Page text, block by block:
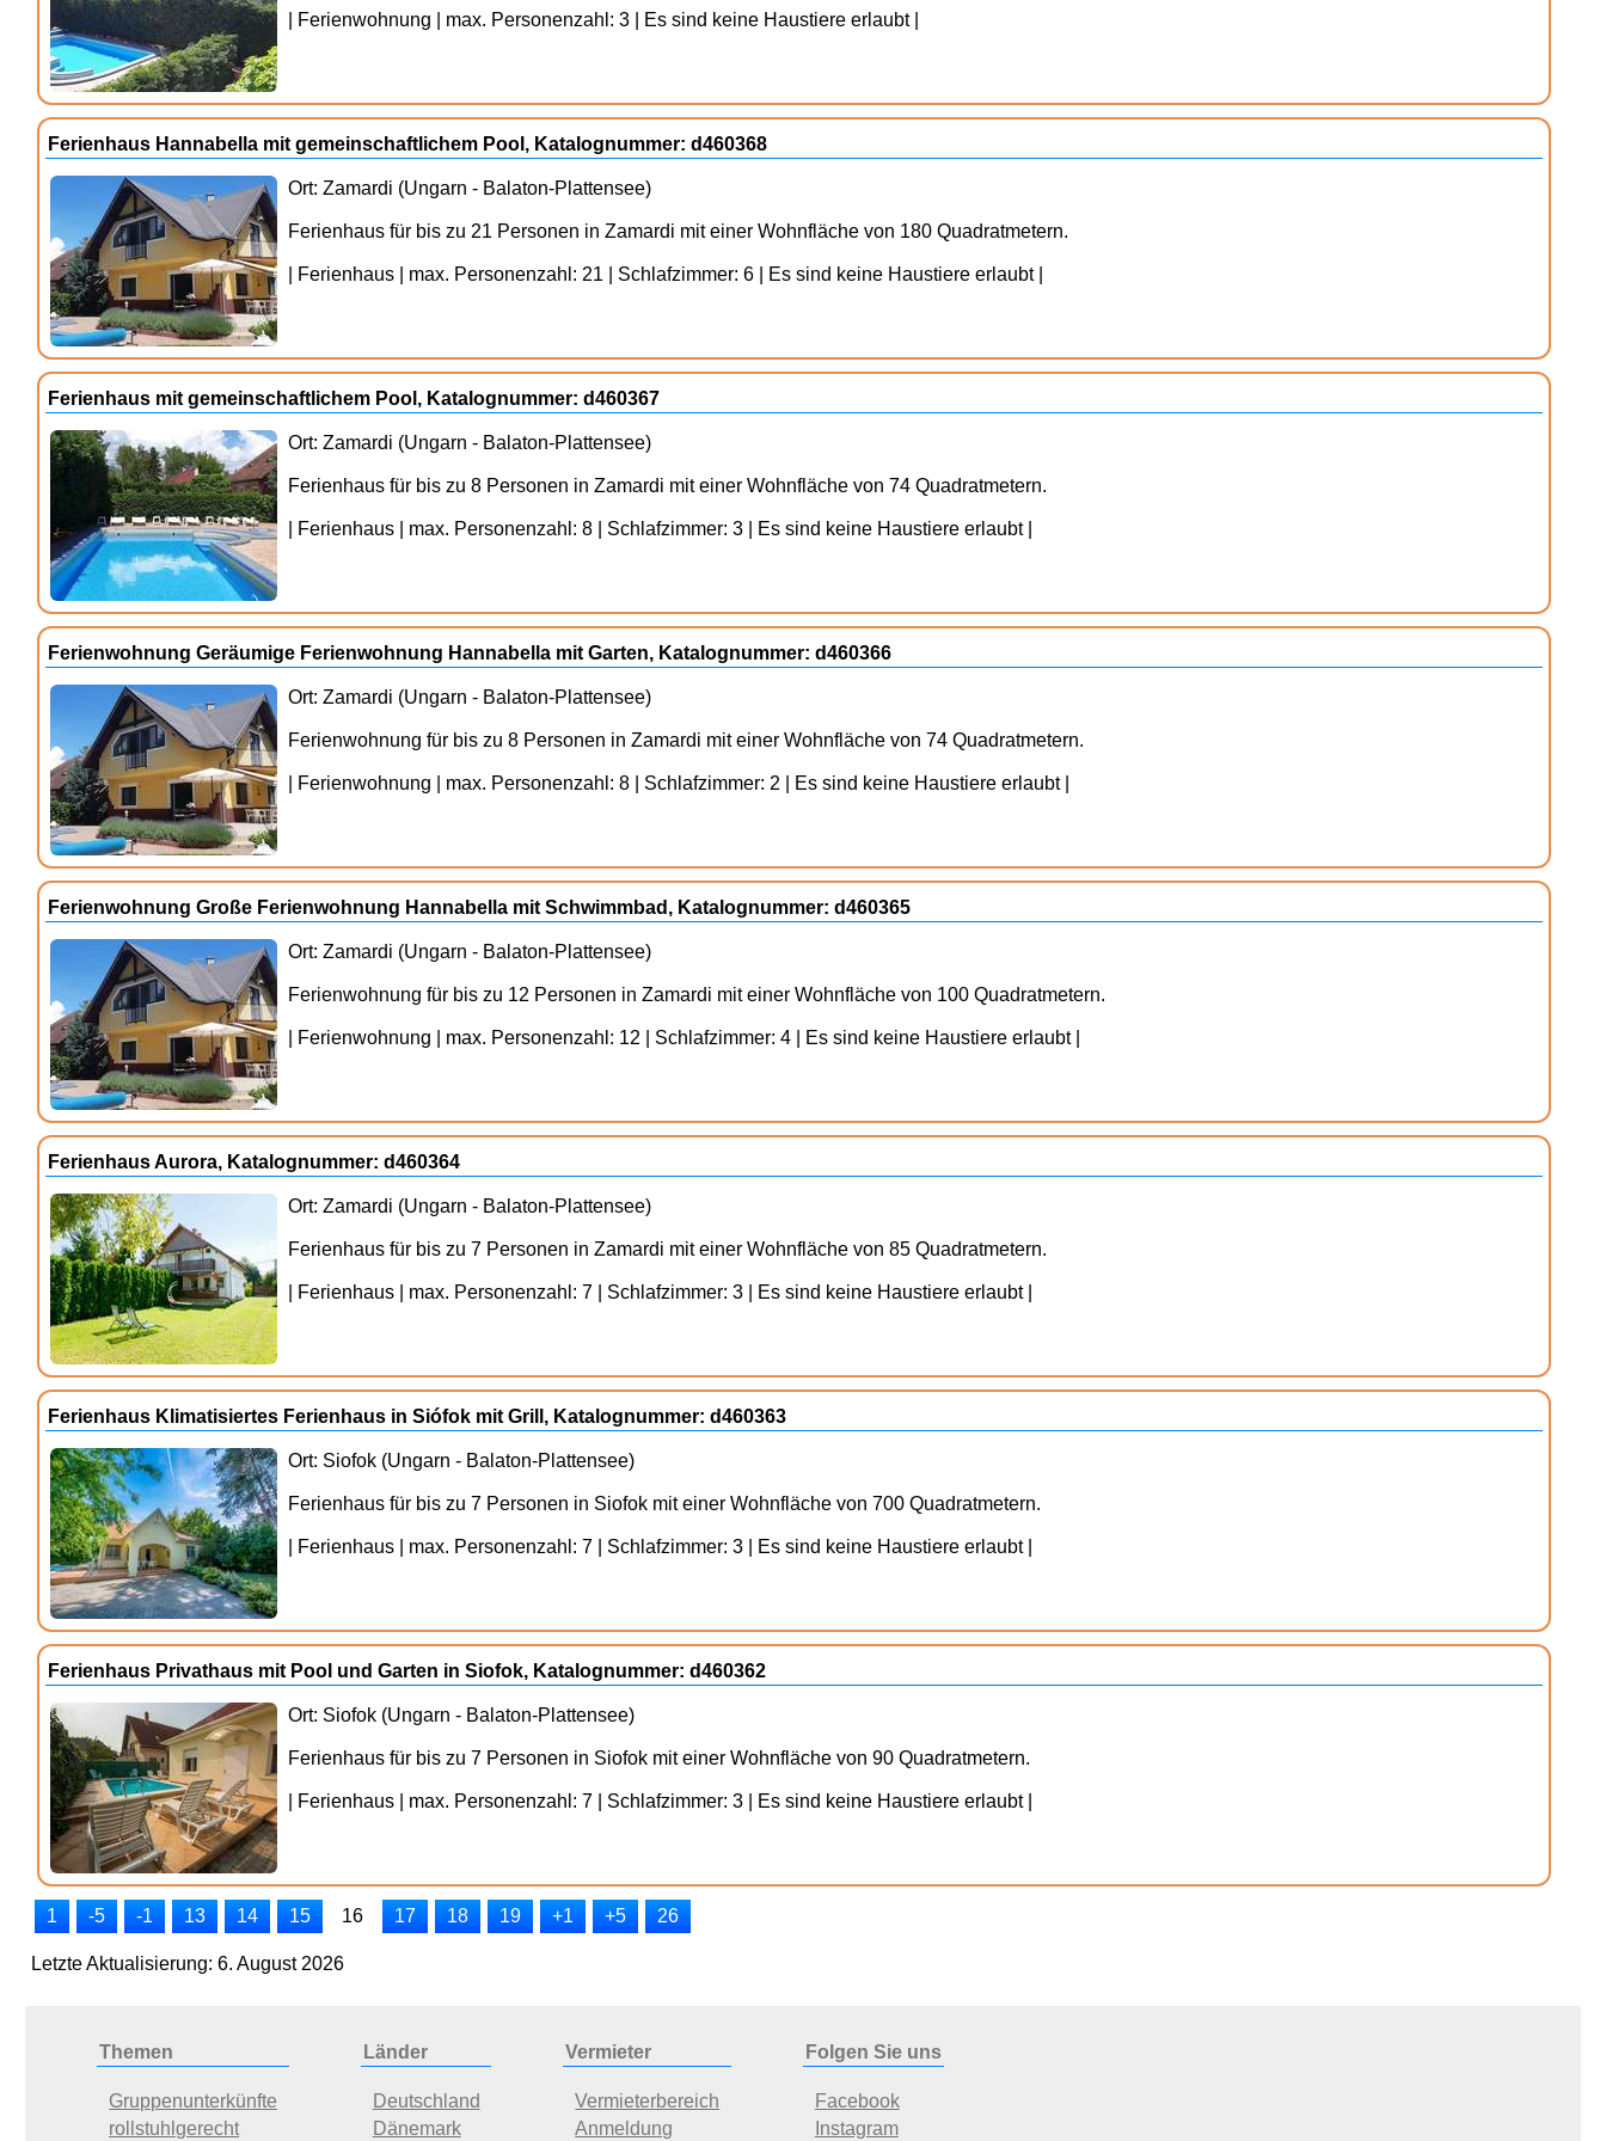
| Ferienwohnung | max. Personenzahl: 3 | Es sind keine Haustiere erlaubt |
Ferienhaus Hannabella mit gemeinschaftlichem Pool, Katalognummer: d460368
Ort: Zamardi (Ungarn - Balaton-Plattensee)
Ferienhaus für bis zu 21 Personen in Zamardi mit einer Wohnfläche von 180 Quadratmetern.
| Ferienhaus | max. Personenzahl: 21 | Schlafzimmer: 6 | Es sind keine Haustiere erlaubt |
Ferienhaus mit gemeinschaftlichem Pool, Katalognummer: d460367
Ort: Zamardi (Ungarn - Balaton-Plattensee)
Ferienhaus für bis zu 8 Personen in Zamardi mit einer Wohnfläche von 74 Quadratmetern.
| Ferienhaus | max. Personenzahl: 8 | Schlafzimmer: 3 | Es sind keine Haustiere erlaubt |
Ferienwohnung Geräumige Ferienwohnung Hannabella mit Garten, Katalognummer: d460366
Ort: Zamardi (Ungarn - Balaton-Plattensee)
Ferienwohnung für bis zu 8 Personen in Zamardi mit einer Wohnfläche von 74 Quadratmetern.
| Ferienwohnung | max. Personenzahl: 8 | Schlafzimmer: 2 | Es sind keine Haustiere erlaubt |
Ferienwohnung Große Ferienwohnung Hannabella mit Schwimmbad, Katalognummer: d460365
Ort: Zamardi (Ungarn - Balaton-Plattensee)
Ferienwohnung für bis zu 12 Personen in Zamardi mit einer Wohnfläche von 100 Quadratmetern.
| Ferienwohnung | max. Personenzahl: 12 | Schlafzimmer: 4 | Es sind keine Haustiere erlaubt |
Ferienhaus Aurora, Katalognummer: d460364
Ort: Zamardi (Ungarn - Balaton-Plattensee)
Ferienhaus für bis zu 7 Personen in Zamardi mit einer Wohnfläche von 85 Quadratmetern.
| Ferienhaus | max. Personenzahl: 7 | Schlafzimmer: 3 | Es sind keine Haustiere erlaubt |
Ferienhaus Klimatisiertes Ferienhaus in Siófok mit Grill, Katalognummer: d460363
Ort: Siofok (Ungarn - Balaton-Plattensee)
Ferienhaus für bis zu 7 Personen in Siofok mit einer Wohnfläche von 700 Quadratmetern.
| Ferienhaus | max. Personenzahl: 7 | Schlafzimmer: 3 | Es sind keine Haustiere erlaubt |
Ferienhaus Privathaus mit Pool und Garten in Siofok, Katalognummer: d460362
Ort: Siofok (Ungarn - Balaton-Plattensee)
Ferienhaus für bis zu 7 Personen in Siofok mit einer Wohnfläche von 90 Quadratmetern.
| Ferienhaus | max. Personenzahl: 7 | Schlafzimmer: 3 | Es sind keine Haustiere erlaubt |
1 -5 -1 13 14 15 16 17 18 19 +1 +5 26
Letzte Aktualisierung: 6. August 2026
Themen
Gruppenunterkünfte
rollstuhlgerecht
Länder
Deutschland
Dänemark
Vermieter
Vermieterbereich
Anmeldung
Folgen Sie uns
Facebook
Instagram